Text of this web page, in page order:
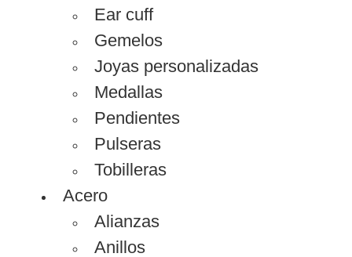
Ear cuff
Gemelos
Joyas personalizadas
Medallas
Pendientes
Pulseras
Tobilleras
Acero
Alianzas
Anillos